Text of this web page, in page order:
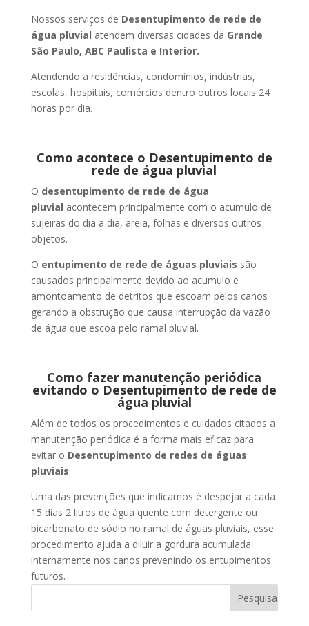
Nossos serviços de Desentupimento de rede de
água pluvial atendem diversas cidades da Grande
São Paulo, ABC Paulista e Interior.
Atendendo a residências, condomínios, indústrias,
escolas, hospitais, comércios dentro outros locais 24
horas por dia.
Como acontece o Desentupimento de
rede de água pluvial
O desentupimento de rede de água
pluvial acontecem principalmente com o acumulo de
sujeiras do dia a dia, areia, folhas e diversos outros
objetos.
O entupimento de rede de águas pluviais são
causados principalmente devido ao acumulo e
amontoamento de detritos que escoam pelos canos
gerando a obstrução que causa interrupção da vazão
de água que escoa pelo ramal pluvial.
Como fazer manutenção periódica
evitando o Desentupimento de rede de
água pluvial
Além de todos os procedimentos e cuidados citados a
manutenção periódica é a forma mais eficaz para
evitar o Desentupimento de redes de águas
pluviais.
Uma das prevenções que indicamos é despejar a cada
15 dias 2 litros de água quente com detergente ou
bicarbonato de sódio no ramal de águas pluviais, esse
procedimento ajuda a diluir a gordura acumulada
internamente nos canos prevenindo os entupimentos
futuros.